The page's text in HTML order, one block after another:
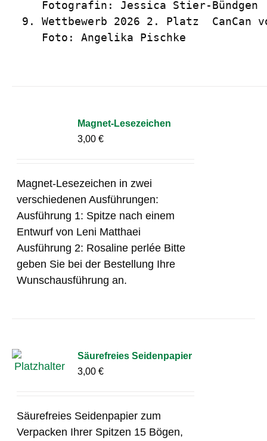
   Fotografin: Jessica Stier-Bündgen
9. Wettbewerb 2026 2. Platz  CanCan
   Foto: Angelika Pischke
Magnet-Lesezeichen
3,00€
Magnet-Lesezeichen in zwei
verschiedenen Ausführungen:
Ausführung 1: Spitze nach einem
Entwurf von Leni Matthaei
Ausführung 2: Rosaline perlée Bitte
geben Sie bei der Bestellung Ihre
Wunschausführung an.
Säurefreies Seidenpapier
3,00€
Säurefreies Seidenpapier zum
Verpacken Ihrer Spitzen 15 Bögen,